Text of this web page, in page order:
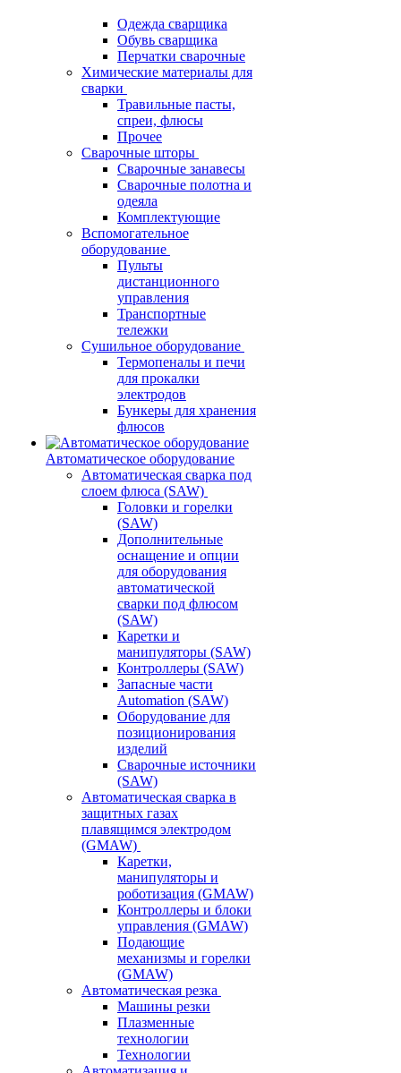
Одежда сварщика
Обувь сварщика
Перчатки сварочные
Химические материалы для
сварки
Травильные пасты,
спреи, флюсы
Прочее
Сварочные шторы
Сварочные занавесы
Сварочные полотна и
одеяла
Комплектующие
Вспомогательное
оборудование
Пульты
дистанционного
управления
Транспортные
тележки
Сушильное оборудование
Термопеналы и печи
для прокалки
электродов
Бункеры для хранения
флюсов
Автоматическое оборудование
Автоматическая сварка под
слоем флюса (SAW)
Головки и горелки
(SAW)
Дополнительные
оснащение и опции
для оборудования
автоматической
сварки под флюсом
(SAW)
Каретки и
манипуляторы (SAW)
Контроллеры (SAW)
Запасные части
Automation (SAW)
Оборудование для
позиционирования
изделий
Сварочные источники
(SAW)
Автоматическая сварка в
защитных газах
плавящимся электродом
(GMAW)
Каретки,
манипуляторы и
роботизация (GMAW)
Контроллеры и блоки
управления (GMAW)
Подающие
механизмы и горелки
(GMAW)
Автоматическая резка
Машины резки
Плазменные
технологии
Технологии